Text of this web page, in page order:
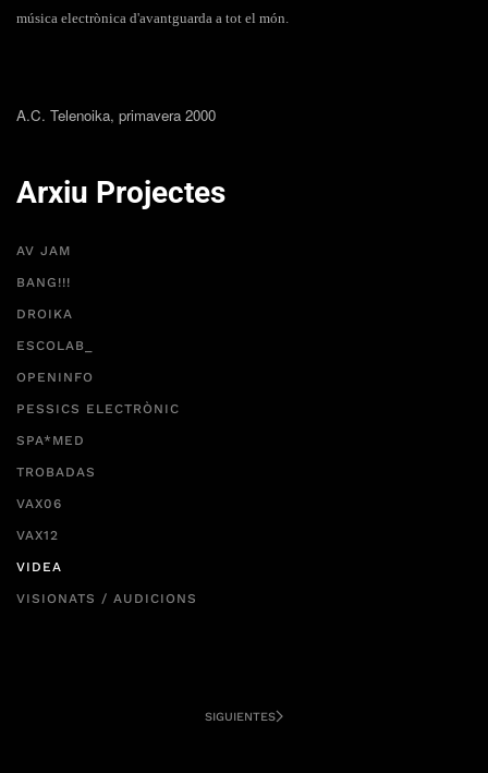
música electrònica d'avantguarda a tot el món.
A.C. Telenoika, primavera 2000
Arxiu Projectes
AV JAM
BANG!!!
DROIKA
ESCOLAB_
OPENINFO
PESSICS ELECTRÒNIC
SPA*MED
TROBADAS
VAX06
VAX12
VIDEA
VISIONATS / AUDICIONS
SIGUIENTES